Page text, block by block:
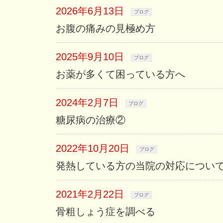
2026年6月13日 ブログ
お腹の痛みの見極め方
2025年9月10日 ブログ
お薬が多くて困っている方へ
2024年2月7日 ブログ
糖尿病の治療②
2022年10月20日 ブログ
発熱している方の当院の対応につい
2021年2月22日 ブログ
骨粗しょう症を調べる